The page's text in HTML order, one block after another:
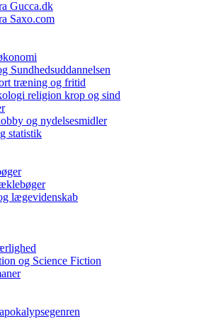
Gucca.dk
Saxo.com
Sundhedsuddannelsen
træning og fritid
religion krop og sind
og nydelsesmidler
statistik
lægevidenskab
og Science Fiction